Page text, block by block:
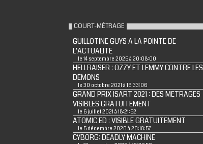
COURT-MÉTRAGE
GUILLOTINE GUYS A LA POINTE DE
L'ACTUALITE
le 14 septembre 2025 à 20:08:00
HELLRAISER : OZZY ET LEMMY CONTRE LES
DEMONS
le 30 octobre 2021 à 16:33:06
GRAND PRIX ISART 2021 : DES METRAGES
VISIBLES GRATUITEMENT
le 6 juillet 2021 à 18:21:52
ATOMIC ED : VISIBLE GRATUITEMENT
le 5 décembre 2020 à 20:18:57
CYBORG: DEADLY MACHINE